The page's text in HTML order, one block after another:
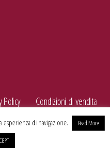
Policy Condizioni di vendita
esperienza di navigazione.
Read More